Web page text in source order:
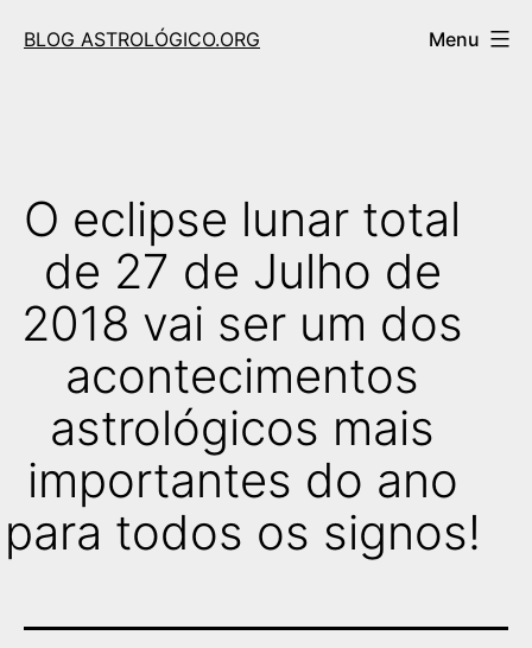
BLOG ASTROLÓGICO.ORG Menu
O eclipse lunar total
de 27 de Julho de
2018 vai ser um dos
acontecimentos
astrológicos mais
importantes do ano
para todos os signos!